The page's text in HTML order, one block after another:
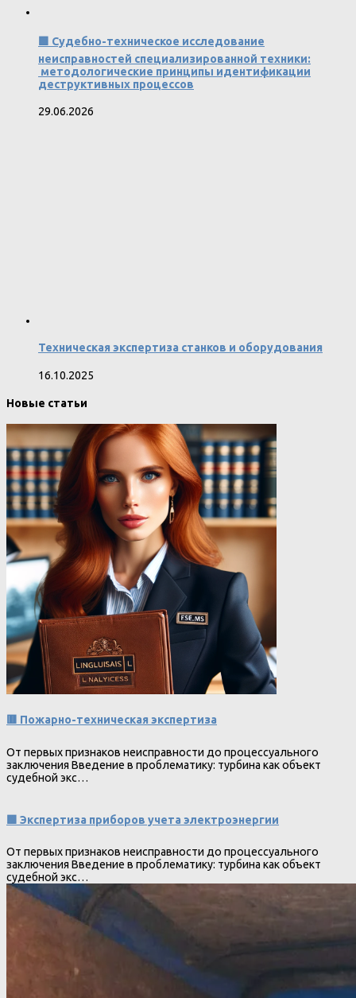
🟩 Судебно-техническое исследование
неисправностей специализированной техники:
методологические принципы идентификации
деструктивных процессов
29.06.2026
Техническая экспертиза станков и оборудования
16.10.2025
Новые статьи
🟥 Пожарно-техническая экспертиза
От первых признаков неисправности до процессуального
заключения Введение в проблематику: турбина как объект
судебной экс…
🟩 Экспертиза приборов учета электроэнергии
От первых признаков неисправности до процессуального
заключения Введение в проблематику: турбина как объект
судебной экс…